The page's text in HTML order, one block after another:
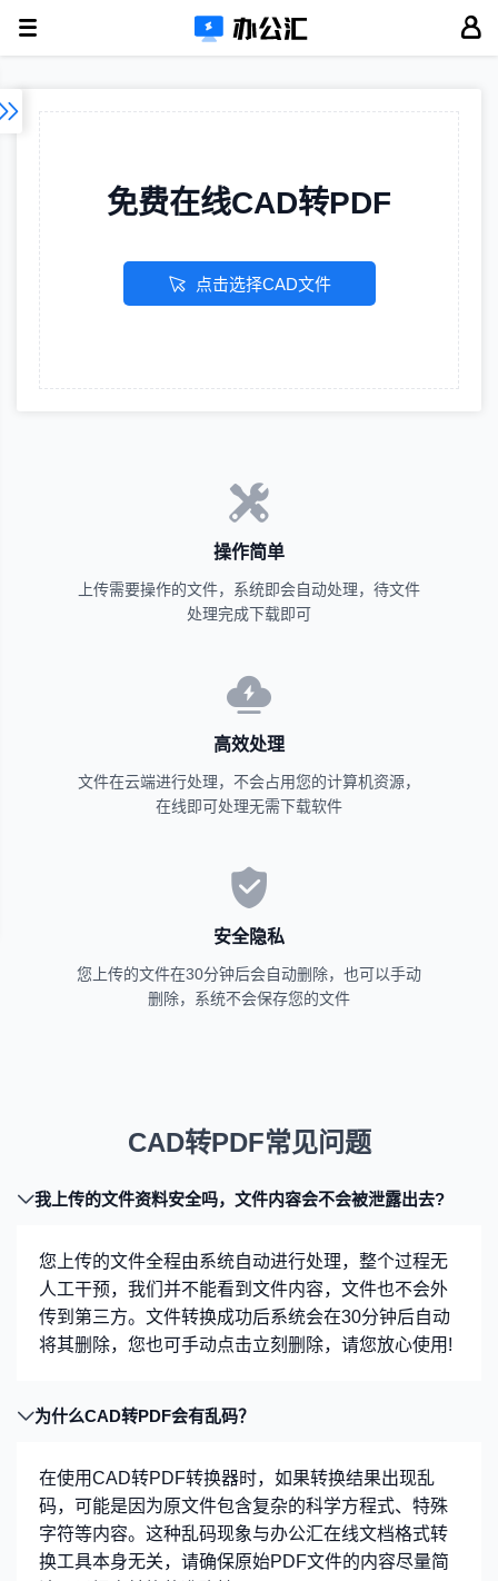
免费在线CAD转PDF
点击选择CAD文件
操作简单
上传需要操作的文件，系统即会自动处理，待文件
处理完成下载即可
高效处理
文件在云端进行处理，不会占用您的计算机资源，
在线即可处理无需下载软件
安全隐私
您上传的文件在30分钟后会自动删除，也可以手动
删除，系统不会保存您的文件
CAD转PDF常见问题
我上传的文件资料安全吗，文件内容会不会被泄露出去?
您上传的文件全程由系统自动进行处理，整个过程无
人工干预，我们并不能看到文件内容，文件也不会外
传到第三方。文件转换成功后系统会在30分钟后自动
将其删除，您也可手动点击立刻删除，请您放心使用!
为什么CAD转PDF会有乱码？
在使用CAD转PDF转换器时，如果转换结果出现乱
码，可能是因为原文件包含复杂的科学方程式、特殊
字符等内容。这种乱码现象与办公汇在线文档格式转
换工具本身无关，请确保原始PDF文件的内容尽量简